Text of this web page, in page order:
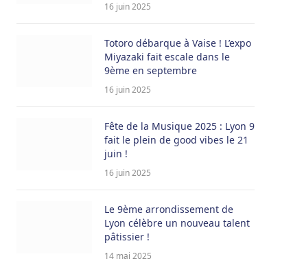
16 juin 2025
Totoro débarque à Vaise ! L’expo
Miyazaki fait escale dans le
9ème en septembre
16 juin 2025
Fête de la Musique 2025 : Lyon 9
fait le plein de good vibes le 21
juin !
16 juin 2025
Le 9ème arrondissement de
Lyon célèbre un nouveau talent
pâtissier !
14 mai 2025